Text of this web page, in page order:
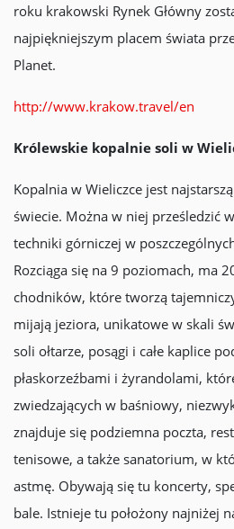
roku krakowski Rynek Główny
najpiękniejszym placem świata
Planet.
http://www.krakow.travel/en
Królewskie kopalnie soli w
Kopalnia w Wieliczce jest
świecie. Można w niej prześledzić
techniki górniczej w
Rozciąga się na 9 poziomach, ma
chodników, które tworzą
mijają jeziora, unikatowe w skali
soli ołtarze, posągi i całe kaplice
płaskorzeźbami i żyrandolami,
zwiedzających w baśniowy,
znajduje się podziemna poczta,
tenisowe, a także sanatorium, w
astmę. Obywają się tu koncerty,
bale. Istnieje tu położony najniżej